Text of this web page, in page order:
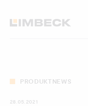
PRODUKTNEWS
28.05.2021